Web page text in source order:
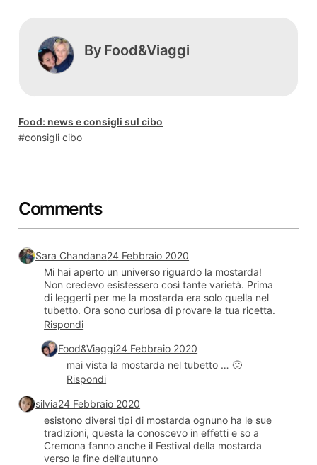
By Food&Viaggi
Food: news e consigli sul cibo
consigli cibo
Comments
Sara Chandana24 Febbraio 2020
Mi hai aperto un universo riguardo la mostarda!
Non credevo esistessero così tante varietà. Prima
di leggerti per me la mostarda era solo quella nel
tubetto. Ora sono curiosa di provare la tua ricetta.
Rispondi
Food&Viaggi24 Febbraio 2020
mai vista la mostarda nel tubetto … 🙂
Rispondi
silvia24 Febbraio 2020
esistono diversi tipi di mostarda ognuno ha le sue
tradizioni, questa la conoscevo in effetti e so a
Cremona fanno anche il Festival della mostarda
verso la fine dell’autunno